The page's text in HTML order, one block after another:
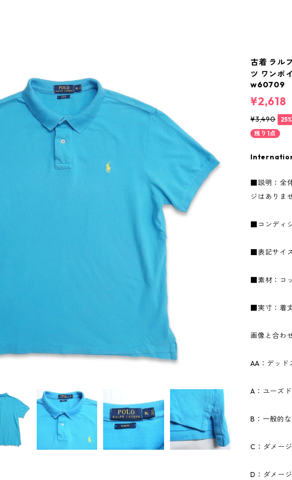
古着 ラル
ツ ワンポ
w60709
¥2,618
¥3,490
残り1点
■説明：全
ジはありま
■コンディ
■表記サイ
■素材：コ
■実寸：着
画像と合わ
AA：デッド
A：ユーズ
B：一般的
C：ダメー
D：ダメー